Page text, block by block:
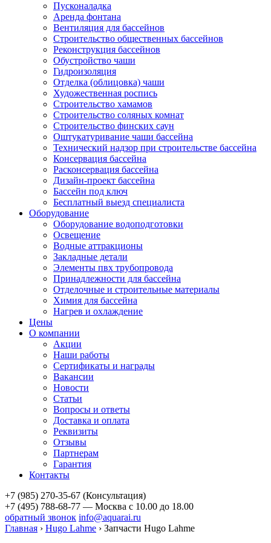
Пусконаладка
Аренда фонтана
Вентиляция для бассейнов
Строительство общественных бассейнов
Реконструкция бассейнов
Обустройство чаши
Гидроизоляция
Отделка (облицовка) чаши
Художественная роспись
Строительство хамамов
Строительство соляных комнат
Строительство финских саун
Оштукатуривание чаши бассейна
Технический надзор при строительстве бассейна
Консервация бассейна
Расконсервация бассейна
Дизайн-проект бассейна
Бассейн под ключ
Бесплатный выезд специалиста
Оборудование
Оборудование водоподготовки
Освещение
Водные аттракционы
Закладные детали
Элементы пвх трубопровода
Принадлежности для бассейна
Отделочные и строительные материалы
Химия для бассейна
Нагрев и охлаждение
Цены
О компании
Акции
Наши работы
Сертификаты и награды
Вакансии
Новости
Статьи
Вопросы и ответы
Доставка и оплата
Реквизиты
Отзывы
Партнерам
Гарантия
Контакты
+7 (985) 270-35-67 (Консультация)
+7 (495) 788-68-77 — Москва с 10.00 до 18.00
обратный звонок info@aquarai.ru
Главная › Hugo Lahme › Запчасти Hugo Lahme